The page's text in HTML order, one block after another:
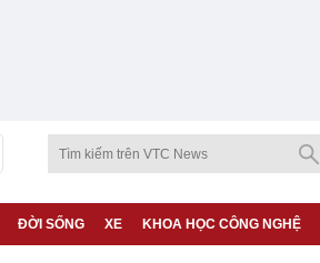
ĐỜI SỐNG XE KHOA HỌC CÔNG NGHỆ